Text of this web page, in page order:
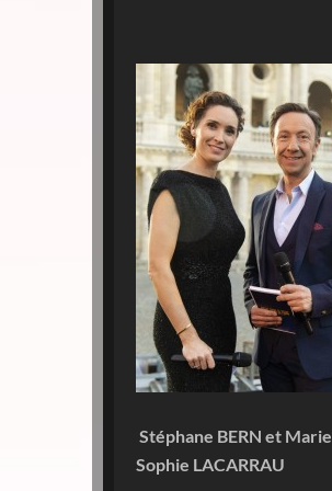
Stéphane BERN et Marie
Sophie LACARRAU